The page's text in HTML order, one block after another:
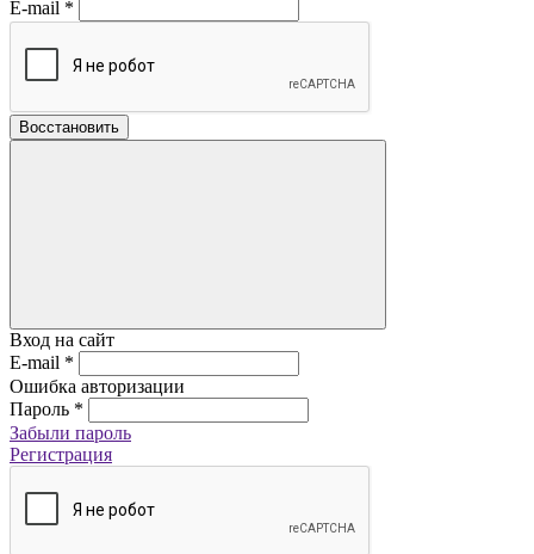
E-mail *
Восстановить
Вход на сайт
E-mail *
Ошибка авторизации
Пароль *
Забыли пароль
Регистрация